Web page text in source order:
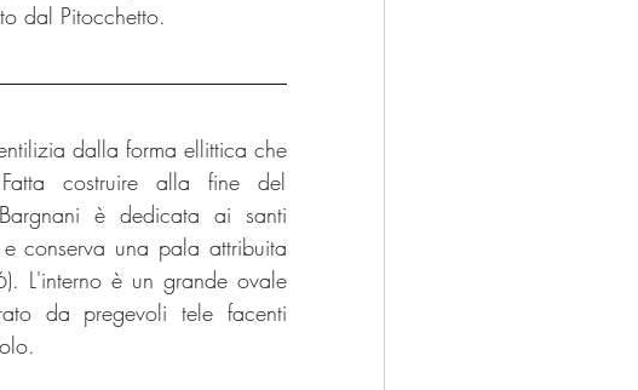
dal Pitocchetto.
dalla forma ellittica che
costruire alla fine del
è dedicata ai santi
conserva una pala attribuita
L'interno è un grande ovale
da pregevoli tele facenti